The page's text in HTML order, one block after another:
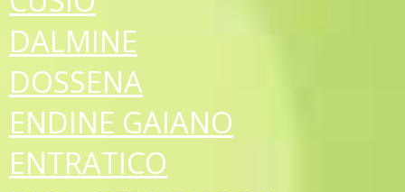
DALMINE
DOSSENA
ENDINE GAIANO
ENTRATICO